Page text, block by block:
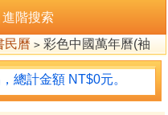
進階搜索
民曆 > 彩色中國萬年曆(袖
總計金額 NT$0元。